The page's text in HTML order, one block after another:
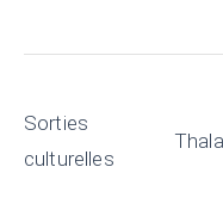
Sorties
culturelles